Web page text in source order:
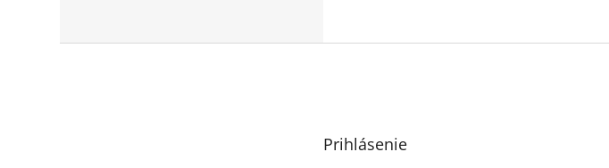
Prihlásenie